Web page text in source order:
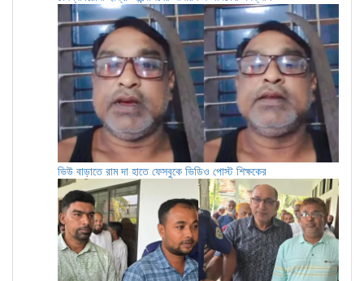
ভিউ বাড়াতে রাম দা হাতে ফেসবুকে ভিডিও পোস্ট শিক্ষকের